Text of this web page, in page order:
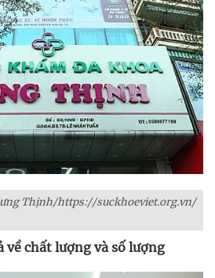
Thịnh/https://suckhoeviet.org.vn/
về chất lượng và số lượng